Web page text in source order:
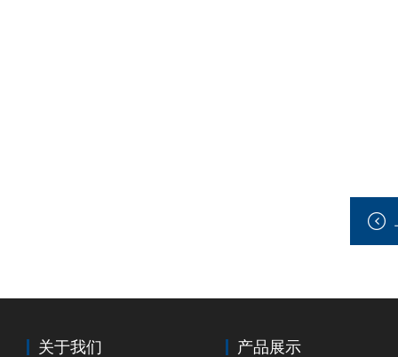
关于我们 产品展示